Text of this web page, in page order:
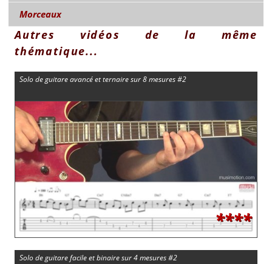
Morceaux
Autres vidéos de la même
thématique...
Solo de guitare avancé et ternaire sur 8 mesures #2
****
Solo de guitare facile et binaire sur 4 mesures #2